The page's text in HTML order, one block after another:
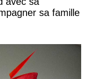
sa famille